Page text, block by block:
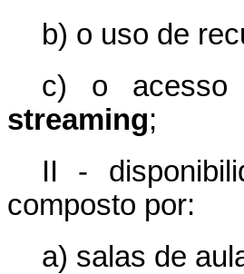
b) o uso de
c) o acesso
streaming;
II -
composto por:
a) salas de